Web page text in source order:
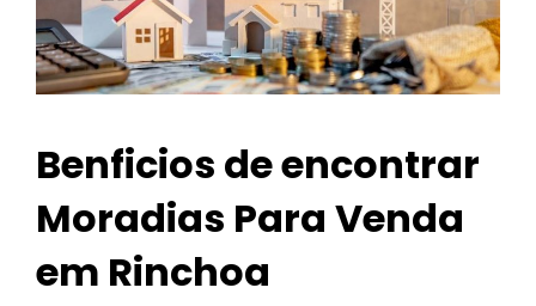
Benficios de encontrar
Moradias Para Venda
em Rinchoa